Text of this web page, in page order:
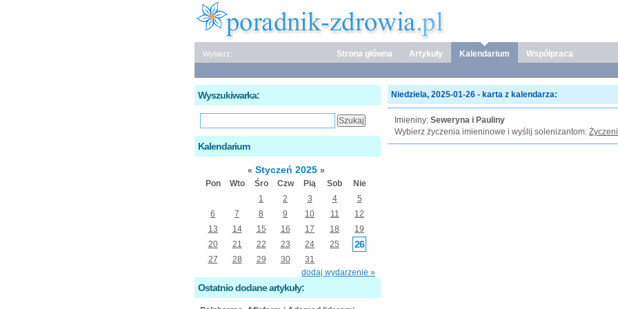
Wybierz: Strona główna Artykuły Kalendarium Współpraca
Niedziela, 2025-01-26 - karta z kalendarza:
Imieniny: Seweryna i Pauliny
Wybierz życzenia imieninowe i wyślij solenizantom:
Wyszukiwarka:
Kalendarium
« Styczeń 2025 »
Pon
Wto Śro Czw Pią Sob
Nie
1
2 3 4
5
6
7 8 9 10 11
12
13
14 15 16 17 18
19
20
21 22 23 24 25 26
27 28 29 30
31
dodaj wydarzenie »
Ostatnio dodane artykuły: